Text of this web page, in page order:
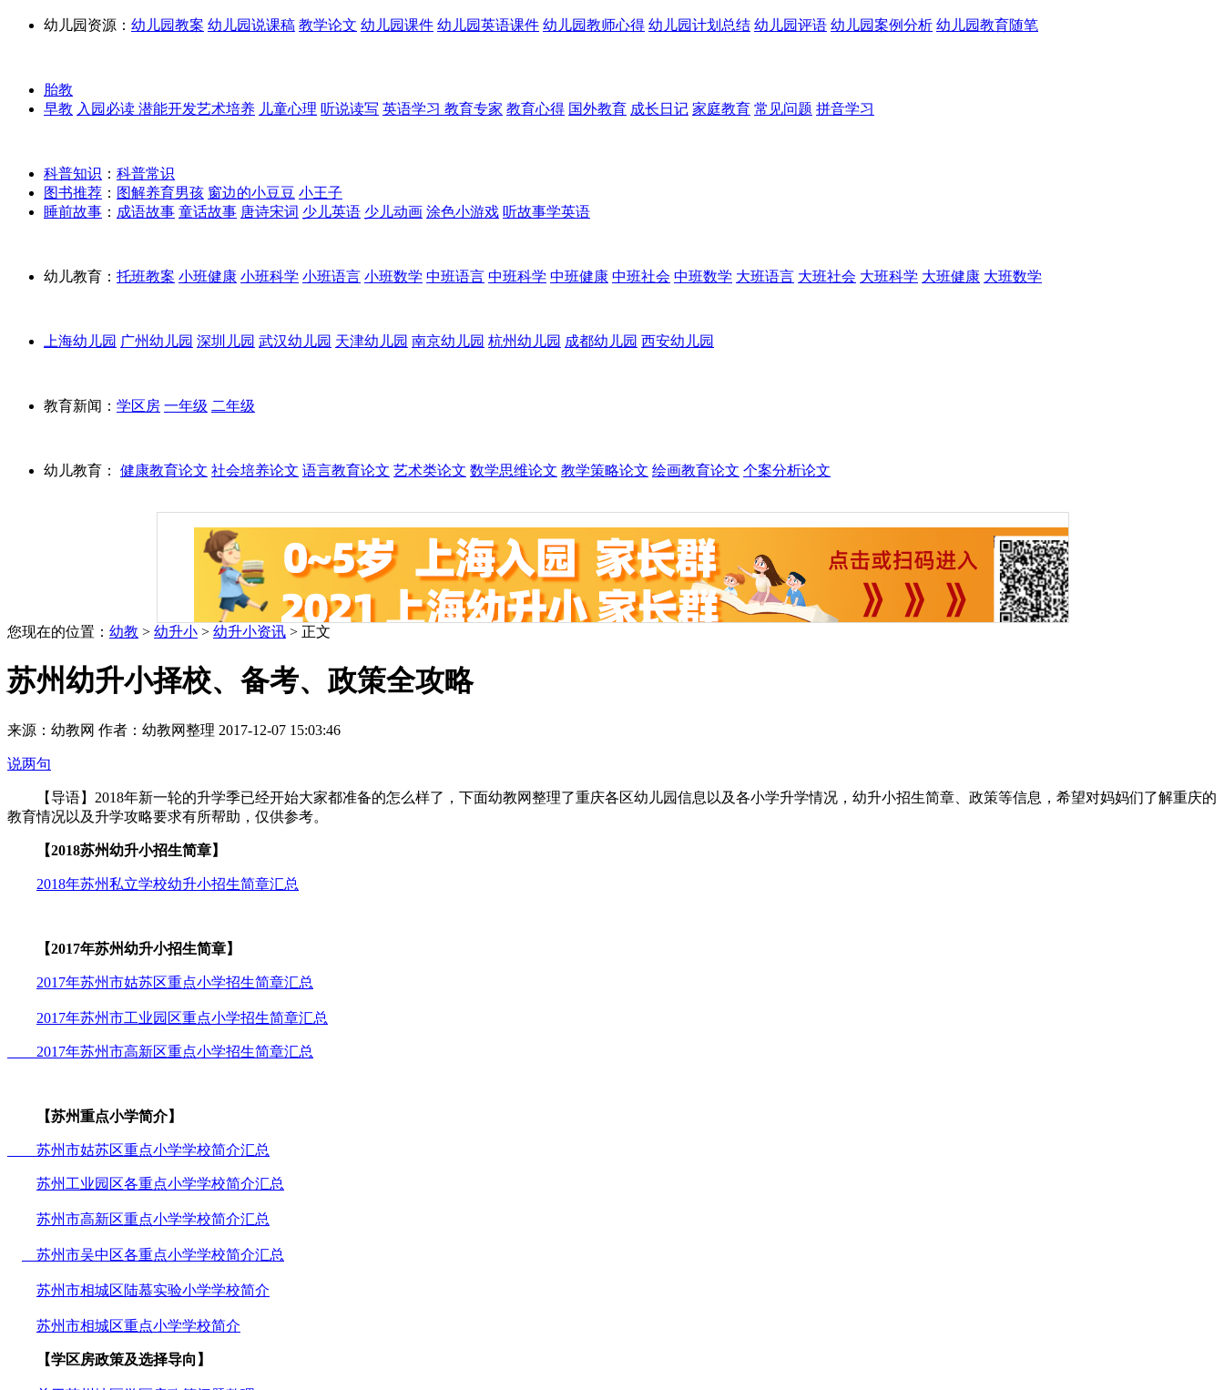
幼儿园资源： 幼儿园教案 幼儿园说课稿 教学论文 幼儿园课件 幼儿园英语课件 幼儿园教师心得 幼儿园计划总结 幼儿园评语 幼儿园案例分析 幼儿园教育随笔
胎教
早教 入园必读 潜能开发艺术培养 儿童心理 听说读写 英语学习 教育专家 教育心得 国外教育 成长日记 家庭教育 常见问题 拼音学习
科普知识 ： 科普常识
图书推荐 ： 图解养育男孩 窗边的小豆豆 小王子
睡前故事 ： 成语故事 童话故事 唐诗宋词 少儿英语 少儿动画 涂色小游戏 听故事学英语
幼儿教育： 托班教案 小班健康 小班科学 小班语言 小班数学 中班语言 中班科学 中班健康 中班社会 中班数学 大班语言 大班社会 大班科学 大班健康 大班数学
上海幼儿园 广州幼儿园 深圳儿园 武汉幼儿园 天津幼儿园 南京幼儿园 杭州幼儿园 成都幼儿园 西安幼儿园
教育新闻： 学区房 一年级 二年级
幼儿教育： 健康教育论文 社会培养论文 语言教育论文 艺术类论文 数学思维论文 教学策略论文 绘画教育论文 个案分析论文
您现在的位置： 幼教 > 幼升小 > 幼升小资讯 > 正文
苏州幼升小择校、备考、政策全攻略
来源：幼教网 作者：幼教网整理 2017-12-07 15:03:46
说两句
【导语】2018年新一轮的升学季已经开始大家都准备的怎么样了，下面幼教网整理了重庆各区幼儿园信息以及各小学升学情况，幼升小招生简章、政策等信息，希望对妈妈们了解重庆的
教育情况以及升学攻略要求有所帮助，仅供参考。
【2018苏州幼升小招生简章】
2018年苏州私立学校幼升小招生简章汇总
【2017年苏州幼升小招生简章】
2017年苏州市姑苏区重点小学招生简章汇总
2017年苏州市工业园区重点小学招生简章汇总
2017年苏州市高新区重点小学招生简章汇总
【苏州重点小学简介】
苏州市姑苏区重点小学学校简介汇总
苏州工业园区各重点小学学校简介汇总
苏州市高新区重点小学学校简介汇总
苏州市吴中区各重点小学学校简介汇总
苏州市相城区陆慕实验小学学校简介
苏州市相城区重点小学学校简介
【学区房政策及选择导向】